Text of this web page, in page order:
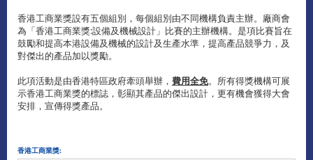
香港工商業獎設有五個組別，每個組別由不同機構負責主辦。廠商會
為「香港工商業獎:設備及機械設計」比賽的主辦機構。是項比賽旨在
鼓勵和提高本港設備及機械的設計及生產水準，提高產品競爭力，及
對傑出的產品加以獎勵。
此項活動是由香港特區政府牽頭舉辦， 費用全免。所有得獎機構可展
示香港工商業獎的標誌，彰顯其產品的傑出設計，更有機會獲得大會
安排，宣傳得獎產品。
香港工商業獎: